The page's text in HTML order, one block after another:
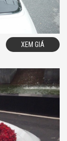
XEM GIÁ